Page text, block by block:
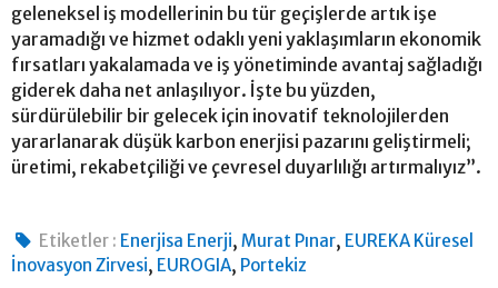
geleneksel iş modellerinin bu tür geçişlerde artık işe
yaramadığı ve hizmet odaklı yeni yaklaşımların ekonomik
fırsatları yakalamada ve iş yönetiminde avantaj sağladığı
giderek daha net anlaşılıyor. İşte bu yüzden,
sürdürülebilir bir gelecek için inovatif teknolojilerden
yararlanarak düşük karbon enerjisi pazarını geliştirmeli;
üretimi, rekabetçiliği ve çevresel duyarlılığı artırmalıyız”.
Etiketler : Enerjisa Enerji,Murat Pınar, EUREKA Küresel
İnovasyon Zirvesi, EUROGIA, Portekiz